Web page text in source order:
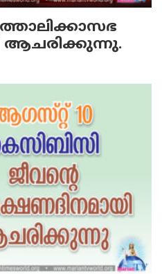
ആചരിക്കുന്നു.